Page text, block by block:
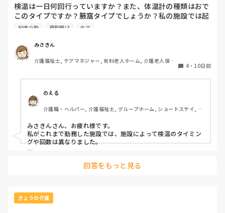
検温は一日何回行っていますか？また、体温計の種類はおで
このタイプですか？腋窩タイプでしょうか？私の施設では起
床介助時に夜勤明け者、午後に手が空いている人がおでこタ
起床介助 夜勤明け ケア
みさきん
介護福祉士, ケアマネジャー, 有料老人ホーム, 介護老人保健
4・ 10日前
のえる
介護職・ヘルパー, 介護福祉士, グループホーム, ショートステイ, デ
護
みさきんさん、お疲れ様です。
私がこれまで勤務した施設では、施設によって検温のタイミン
グや回数は異なりました。
設もありました。発熱や体調不良がある方は、その都度追加で
以降はおでこで測定できる非接触型を使用している施設もあり
ました。非接触型は短時間で測れるので、多くの利用者さんを
回答をもっと見る
きょうの介護